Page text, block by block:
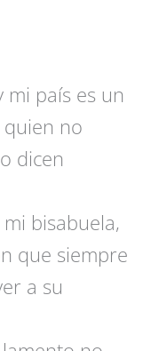
mi país es un
quien no
dicen
bisabuela,
que siempre
a su